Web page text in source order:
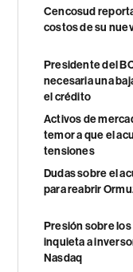
Cencosud
costos de su
Presidente del
necesaria una
el crédito
Activos de
temor a que el
tensiones
Dudas sobre el
para reabrir
Presión sobre
inquieta a
Nasdaq